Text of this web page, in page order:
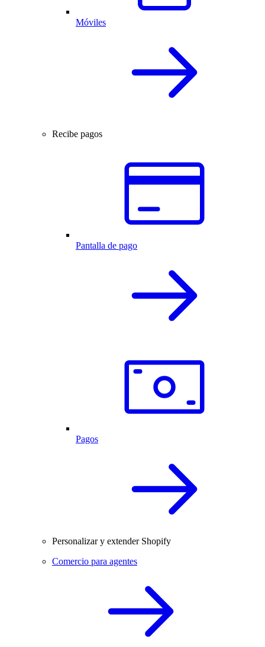
Móviles
Recibe pagos
Pantalla de pago
Pagos
Personalizar y extender Shopify
Comercio para agentes